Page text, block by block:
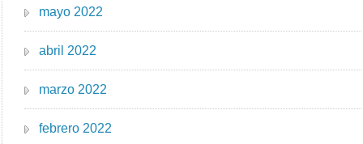
mayo 2022
abril 2022
marzo 2022
febrero 2022